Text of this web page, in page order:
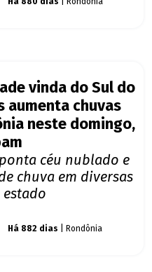
vinda do Sul do
aumenta chuvas
neste domingo,
céu nublado e
chuva em diversas
Há 882 dias | Rondônia